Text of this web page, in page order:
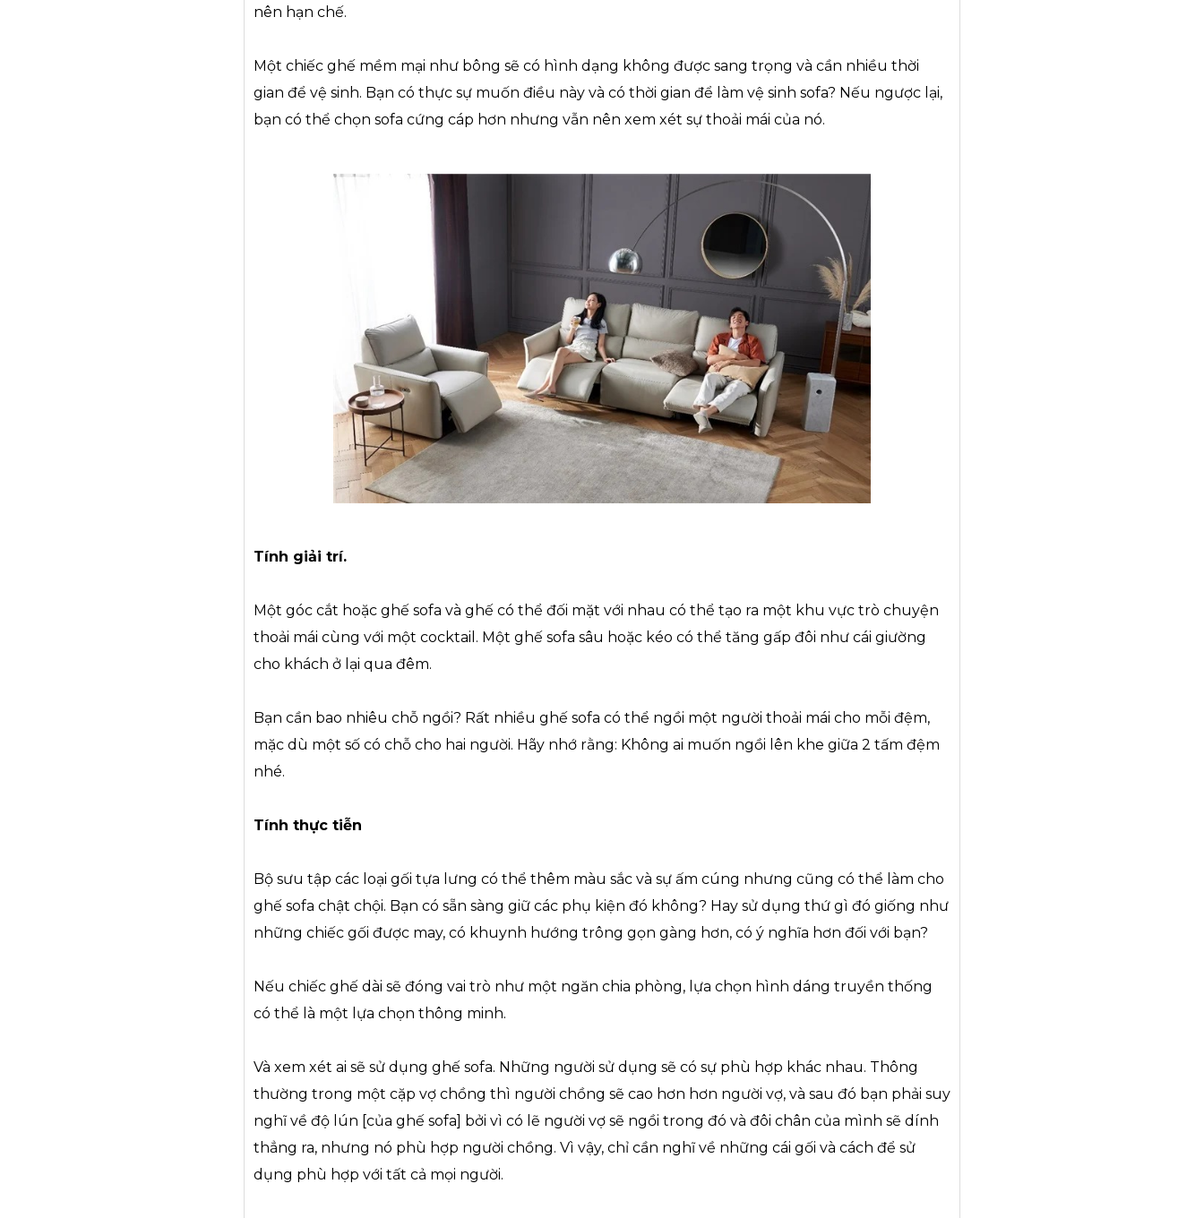
nên hạn chế.
Một chiếc ghế mềm mại như bông sẽ có hình dạng không được sang trọng và cần nhiều thời
gian để vệ sinh. Bạn có thực sự muốn điều này và có thời gian để làm vệ sinh sofa? Nếu ngược lại,
bạn có thể chọn sofa cứng cáp hơn nhưng vẫn nên xem xét sự thoải mái của nó.
Tính giải trí.
Một góc cắt hoặc ghế sofa và ghế có thể đối mặt với nhau có thể tạo ra một khu vực trò chuyện
thoải mái cùng với một cocktail. Một ghế sofa sâu hoặc kéo có thể tăng gấp đôi như cái giường
cho khách ở lại qua đêm.
Bạn cần bao nhiêu chỗ ngồi? Rất nhiều ghế sofa có thể ngồi một người thoải mái cho mỗi đệm,
mặc dù một số có chỗ cho hai người. Hãy nhớ rằng: Không ai muốn ngồi lên khe giữa 2 tấm đệm
nhé.
Tính thực tiễn
Bộ sưu tập các loại gối tựa lưng có thể thêm màu sắc và sự ấm cúng nhưng cũng có thể làm cho
ghế sofa chật chội. Bạn có sẵn sàng giữ các phụ kiện đó không? Hay sử dụng thứ gì đó giống như
những chiếc gối được may, có khuynh hướng trông gọn gàng hơn, có ý nghĩa hơn đối với bạn?
Nếu chiếc ghế dài sẽ đóng vai trò như một ngăn chia phòng, lựa chọn hình dáng truyền thống
có thể là một lựa chọn thông minh.
Và xem xét ai sẽ sử dụng ghế sofa. Những người sử dụng sẽ có sự phù hợp khác nhau. Thông
thường trong một cặp vợ chồng thì người chồng sẽ cao hơn hơn người vợ, và sau đó bạn phải suy
nghĩ về độ lún [của ghế sofa] bởi vì có lẽ người vợ sẽ ngồi trong đó và đôi chân của mình sẽ dính
thẳng ra, nhưng nó phù hợp người chồng. Vì vậy, chỉ cần nghĩ về những cái gối và cách để sử
dụng phù hợp với tất cả mọi người.